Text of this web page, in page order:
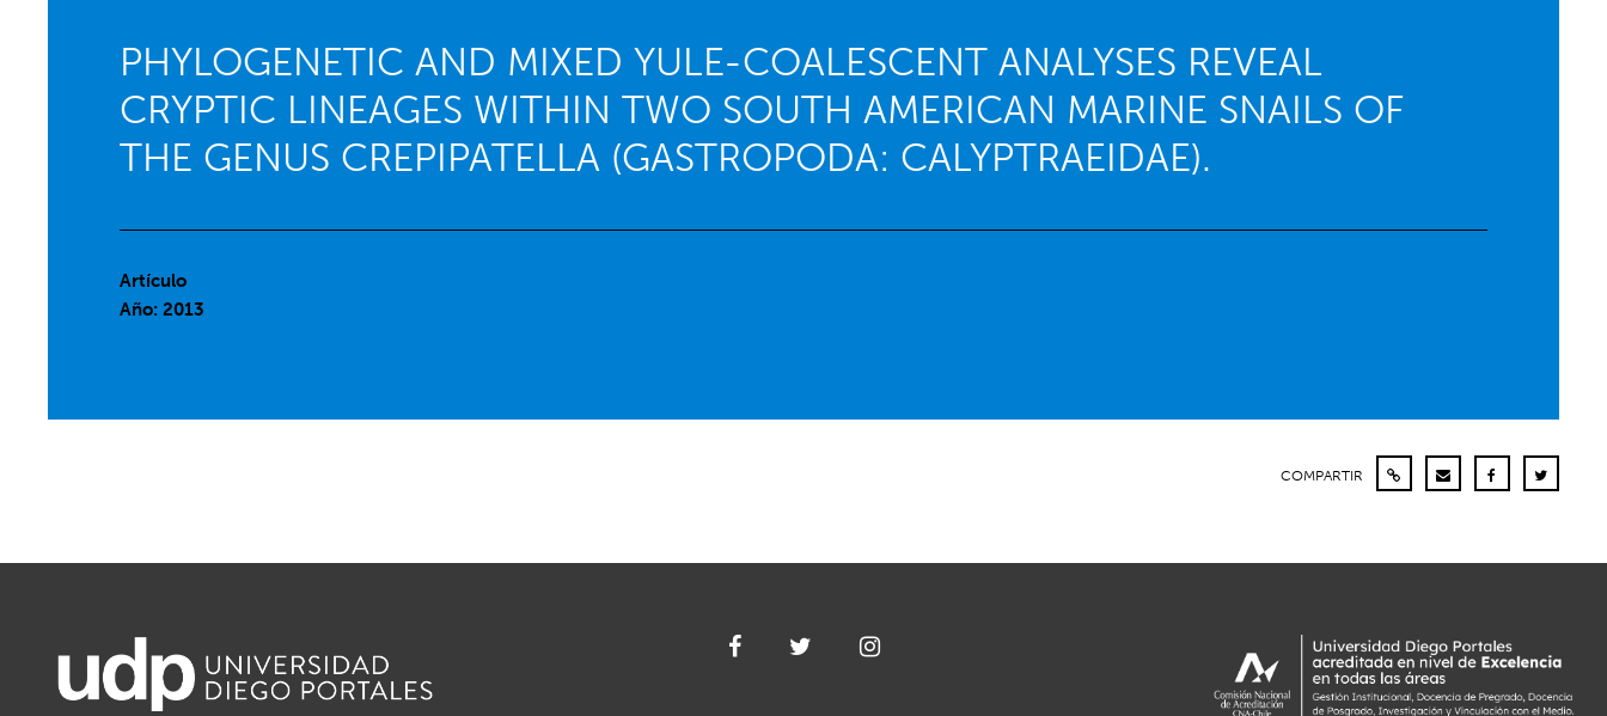
PHYLOGENETIC AND MIXED YULE-COALESCENT ANALYSES REVEAL
CRYPTIC LINEAGES WITHIN TWO SOUTH AMERICAN MARINE SNAILS OF
THE GENUS CREPIPATELLA (GASTROPODA: CALYPTRAEIDAE).
Artículo
Año: 2013
COMPARTIR